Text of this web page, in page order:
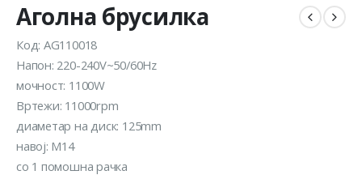
Аголна брусилка
Код: AG110018
Напон: 220-240V~50/60Hz
мочност: 1100W
Вртежи: 11000rpm
диаметар на диск: 125mm
навој: M14
со 1 помошна рачка